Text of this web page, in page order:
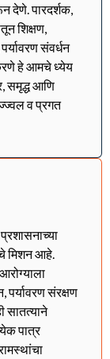
देणे. पारदर्शक,
शिक्षण,
संवर्धन
हे आमचे ध्येय
समृद्ध आणि
व प्रगत
मिशन आहे.
पर्यावरण संरक्षण
सातत्याने
पात्र